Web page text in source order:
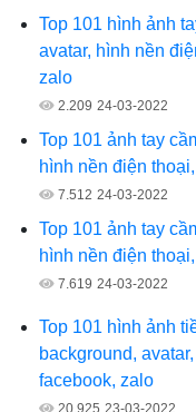
Top 101 hình ảnh
avatar, hình nền
zalo
2.209 24-03-2022
Top 101 ảnh tay
hình nền điện
7.512 24-03-2022
Top 101 ảnh tay
hình nền điện
7.619 24-03-2022
Top 101 hình ảnh
background,
facebook, zalo